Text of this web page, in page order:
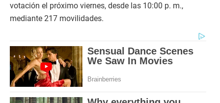
votación el próximo viernes, desde las 10:00 p. m.,
mediante 217 movilidades.